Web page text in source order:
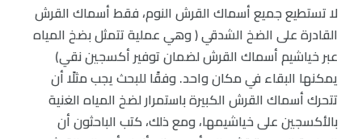
لا تستطيع جميع أسماك القرش النوم، فقط أسماك القرش
القادرة على الضخ الشدقي ( وهي عملية تتمثل بضخ المياه
عبر خياشيم أسماك القرش لضمان توفير أكسجين نقي)
يمكنها البقاء في مكان واحد. وفقًا للبحث يجب مثلًا أن
تتحرك أسماك القرش الكبيرة باستمرار لضخ المياه الغنية
بالأكسجين على خياشيمها، ومع ذلك، كتب الباحثون أن